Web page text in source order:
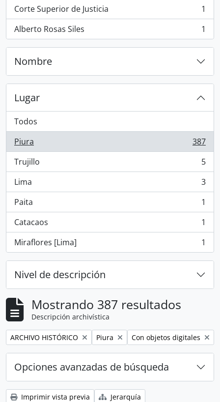
Corte Superior de Justicia
, 1 resultados
1
Alberto Rosas Siles
, 1 resultados 1
Nombre
Lugar
Todos
Piura
, 387 resultados
387
Trujillo
, 5 resultados
5
Lima
, 3 resultados
3
Paita
, 1 resultados
1
Catacaos
, 1 resultados
1
Miraflores [Lima]
, 1 resultados 1
Nivel de descripción
Mostrando 387 resultados
Descripción archivística
Remove filter:
ARCHIVO HISTÓRICO Remove filter:
Piura Remove filter:
Con objetos digitales
Opciones avanzadas de búsqueda
Imprimir vista previa Jerarquía